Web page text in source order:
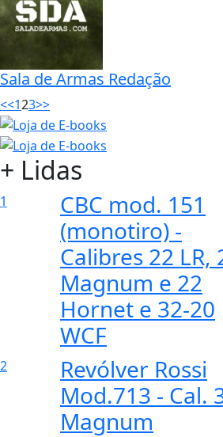
Variedades
Ouro, prata e marfim
armas de fogo de
russos
Sala de Armas Redação
+ Lidas
CBC mod. 151
(monotiro) -
Calibres 22 LR,
Magnum e 22